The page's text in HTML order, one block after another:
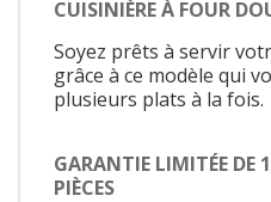
CUISINIÈRE À FOUR
Soyez prêts à servir
grâce à ce modèle qui
plusieurs plats à la fois.
GARANTIE LIMITÉE DE
PIÈCES